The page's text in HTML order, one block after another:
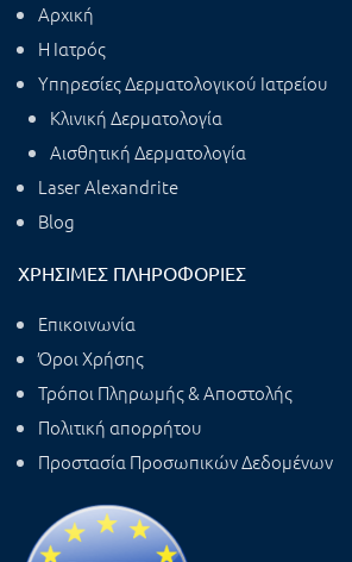
Αρχική
Η Ιατρός
Υπηρεσίες Δερματολογικού Ιατρείου
Κλινική Δερματολογία
Αισθητική Δερματολογία
Laser Alexandrite
Blog
ΧΡΉΣΙΜΕΣ ΠΛΗΡΟΦΟΡΊΕΣ
Επικοινωνία
Όροι Χρήσης
Τρόποι Πληρωμής & Αποστολής
Πολιτική απορρήτου
Προστασία Προσωπικών Δεδομένων